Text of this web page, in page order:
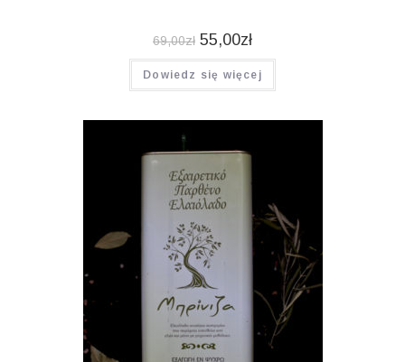
69,00zł 55,00zł
Dowiedz się więcej